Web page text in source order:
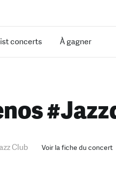
concerts À gagner
Club Voir la fiche du concert